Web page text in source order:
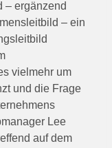
– ergänzend
– ein
vielmehr um
und die Frage
Lee
auf dem